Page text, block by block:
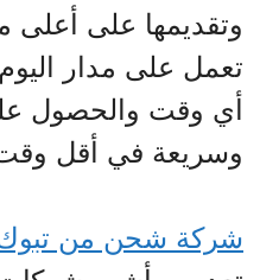
وتقديمها على
تعمل على مدار
أي وقت والحصول
وسريعة في أقل
شركة شحن من